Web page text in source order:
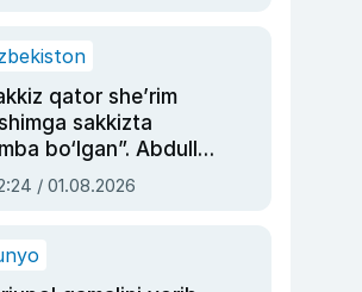
qator she’rim
sakkizta
bo‘lgan”. Abdulla
siyosiy
asrab
/ 01.08.2026